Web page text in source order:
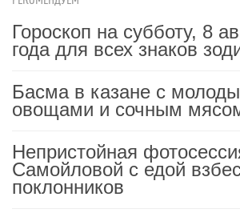
Гороскоп на субботу, 8
года для всех знаков
Басма в казане с
овощами и сочным
Непристойная
Самойловой с едой
поклонников